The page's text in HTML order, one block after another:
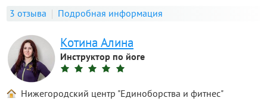
3 отзыва Подробная информация
Котина Алина
Инструктор по йоге
Нижегородский центр "Единоборства и фитнес"